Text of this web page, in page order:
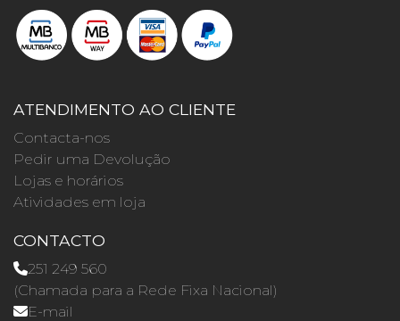
ATENDIMENTO AO CLIENTE
Contacta-nos
Pedir uma Devolução
Lojas e horários
Atividades em loja
CONTACTO
251 249 560
(Chamada para a Rede Fixa Nacional)
E-mail